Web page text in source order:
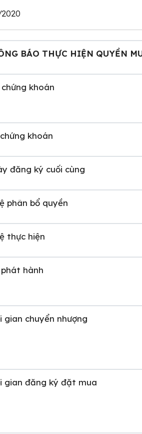
BÁO THỰC HIỆN QUYỀN
chứng khoán
khoán
đăng ký cuối cùng
phân bổ quyền
thực hiện
hành
gian chuyển nhượng
gian đăng ký đặt mua